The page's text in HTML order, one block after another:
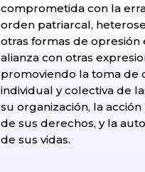
comprometida con la
orden patriarcal,
otras formas de opresión
alianza con otras
promoviendo la toma de
individual y colectiva de
su organización, la acción
de sus derechos, y la
de sus vidas.